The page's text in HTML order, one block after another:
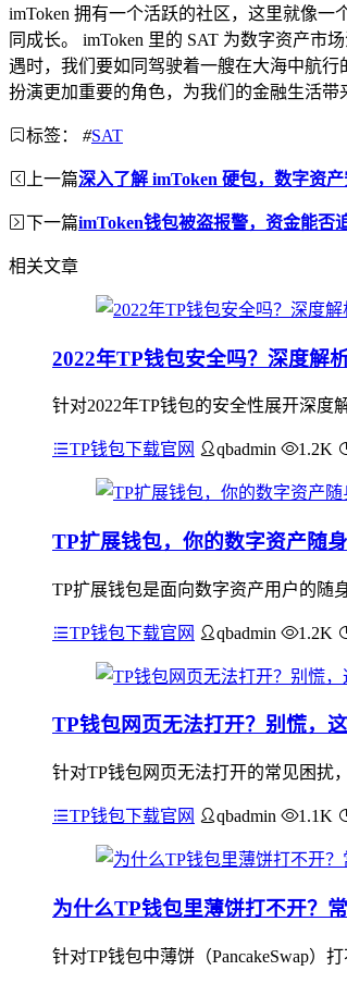
imToken 拥有一个活跃的社区，这里就像
同成长。 imToken 里的 SAT 为数字资产
遇时，我们要如同驾驶着一艘在大海中航
扮演更加重要的角色，为我们的金融生活带
标签： #SAT
上一篇深入了解 imToken 硬包，数字资
下一篇imToken钱包被盗报警，资金能否
相关文章
2022年TP钱包安全吗？深度解
针对2022年TP钱包的安全性展开深度
TP钱包下载官网 qbadmin 1.2K
TP扩展钱包，你的数字资产随
TP扩展钱包是面向数字资产用户的随
TP钱包下载官网 qbadmin 1.2K
TP钱包网页无法打开？别慌，
针对TP钱包网页无法打开的常见困扰
TP钱包下载官网 qbadmin 1.1K
为什么TP钱包里薄饼打不开？
针对TP钱包中薄饼（PancakeSwap